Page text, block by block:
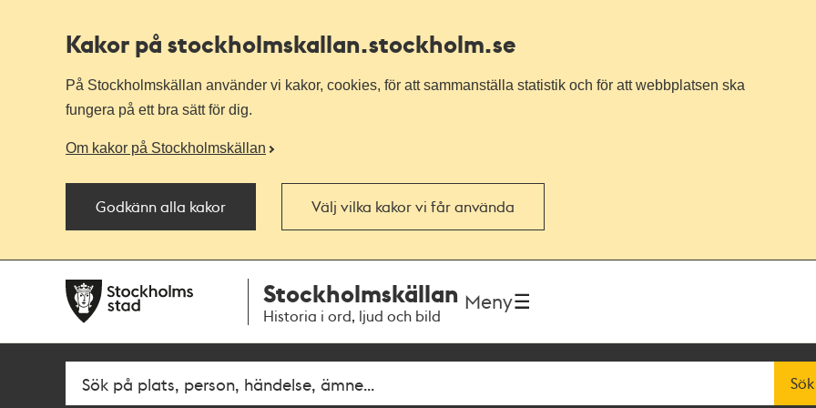
Kakor på stockholmskallan.stockholm.se
På Stockholmskällan använder vi kakor, cookies, för att sammanställa statistik och för att webbplatsen ska
fungera på ett bra sätt för dig.
Om kakor på Stockholmskällan
Godkänn alla kakor Välj vilka kakor vi får använda
navigationen
huvudinnehållet
Stockholmskällan
Historia i ord, ljud och bild
Meny
Fritextsök Sök